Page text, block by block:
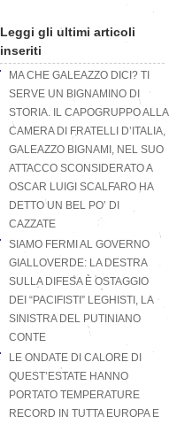
Leggi gli ultimi articoli
inseriti
MA CHE GALEAZZO DICI? TI
SERVE UN BIGNAMINO DI
STORIA. IL CAPOGRUPPO ALLA
CAMERA DI FRATELLI D’ITALIA,
GALEAZZO BIGNAMI, NEL SUO
ATTACCO SCONSIDERATO A
OSCAR LUIGI SCALFARO HA
DETTO UN BEL PO’ DI
CAZZATE
SIAMO FERMI AL GOVERNO
GIALLOVERDE: LA DESTRA
SULLA DIFESA È OSTAGGIO
DEI “PACIFISTI” LEGHISTI, LA
SINISTRA DEL PUTINIANO
CONTE
LE ONDATE DI CALORE DI
QUEST’ESTATE HANNO
PORTATO TEMPERATURE
RECORD IN TUTTA EUROPA E